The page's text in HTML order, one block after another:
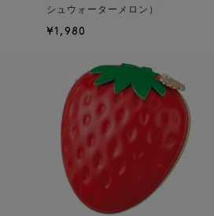
シュウォーターメロン）
¥1,980